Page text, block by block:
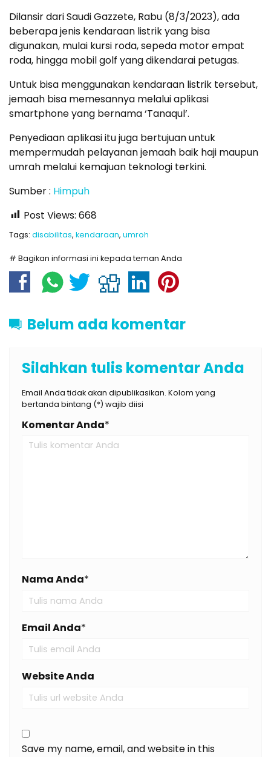
Dilansir dari Saudi Gazzete, Rabu (8/3/2023), ada
beberapa jenis kendaraan listrik yang bisa
digunakan, mulai kursi roda, sepeda motor empat
roda, hingga mobil golf yang dikendarai petugas.
Untuk bisa menggunakan kendaraan listrik tersebut,
jemaah bisa memesannya melalui aplikasi
smartphone yang bernama ‘Tanaqul’.
Penyediaan aplikasi itu juga bertujuan untuk
mempermudah pelayanan jemaah baik haji maupun
umrah melalui kemajuan teknologi terkini.
Sumber : Himpuh
Post Views: 668
Tags: disabilitas, kendaraan, umroh
# Bagikan informasi ini kepada teman Anda
Belum ada komentar
Silahkan tulis komentar Anda
Email Anda tidak akan dipublikasikan. Kolom yang
bertanda bintang (*) wajib diisi
Komentar Anda*
Nama Anda*
Email Anda*
Website Anda
Save my name, email, and website in this